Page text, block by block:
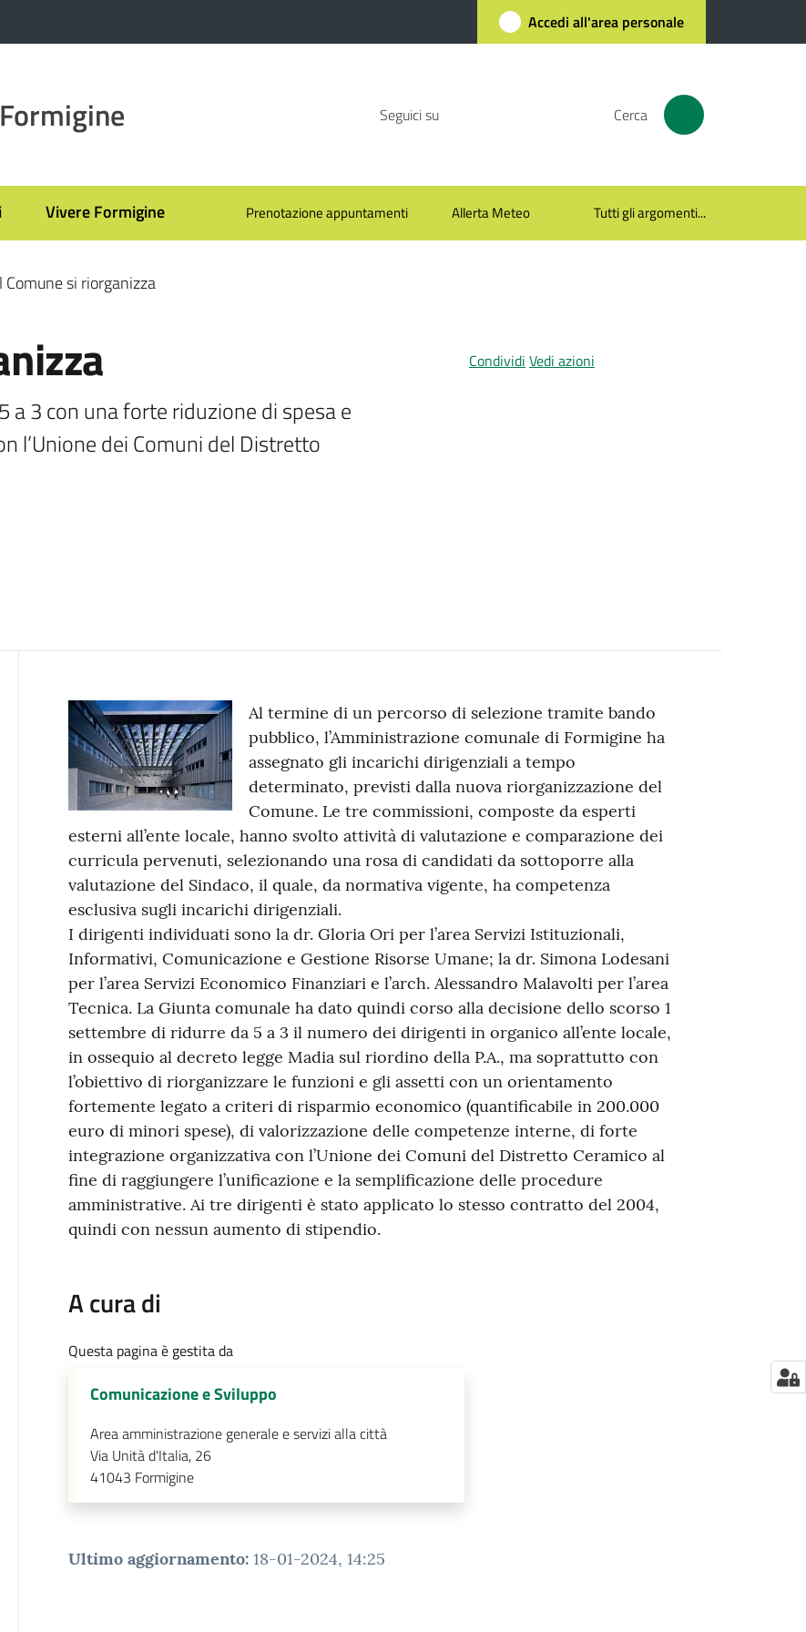
Accedi all'area personale
Seguici su Cerca
Vivere Formigine Prenotazione appuntamenti Allerta Meteo Tutti gli argomenti...
Comune si riorganizza
a 3 con una forte riduzione di spesa e
l’Unione dei Comuni del Distretto
Condividi Vedi azioni
Contenuto
Al termine di un percorso di selezione tramite bando
pubblico, l’Amministrazione comunale di Formigine ha
assegnato gli incarichi dirigenziali a tempo
determinato, previsti dalla nuova riorganizzazione del
Comune. Le tre commissioni, composte da esperti
esterni all’ente locale, hanno svolto attività di valutazione e comparazione dei
curricula pervenuti, selezionando una rosa di candidati da sottoporre alla
valutazione del Sindaco, il quale, da normativa vigente, ha competenza
esclusiva sugli incarichi dirigenziali.
I dirigenti individuati sono la dr. Gloria Ori per l’area Servizi Istituzionali,
Informativi, Comunicazione e Gestione Risorse Umane; la dr. Simona Lodesani
per l’area Servizi Economico Finanziari e l’arch. Alessandro Malavolti per l’area
Tecnica. La Giunta comunale ha dato quindi corso alla decisione dello scorso 1
settembre di ridurre da 5 a 3 il numero dei dirigenti in organico all’ente locale,
in ossequio al decreto legge Madia sul riordino della P.A., ma soprattutto con
l’obiettivo di riorganizzare le funzioni e gli assetti con un orientamento
fortemente legato a criteri di risparmio economico (quantificabile in 200.000
euro di minori spese), di valorizzazione delle competenze interne, di forte
integrazione organizzativa con l’Unione dei Comuni del Distretto Ceramico al
fine di raggiungere l’unificazione e la semplificazione delle procedure
amministrative. Ai tre dirigenti è stato applicato lo stesso contratto del 2004,
quindi con nessun aumento di stipendio.
A cura di
Questa pagina è gestita da
Comunicazione e Sviluppo
Area amministrazione generale e servizi alla città
Via Unità d'Italia, 26
41043 Formigine
Ultimo aggiornamento: 18-01-2024, 14:25